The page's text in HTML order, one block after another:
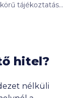
tájékoztatást,
szerződés
valamint az
egyenletes
hitel?
nélküli